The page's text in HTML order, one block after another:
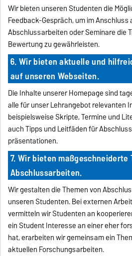
Wir bieten unseren Studenten die
Feedback-Gespräch, um im
Abschlussarbeiten oder Seminare die
Bewertung zu gewährleisten.
6. Wir bieten aktuelle und
auf unseren Webseiten.
Die Inhalte unserer Homepage sind
alle für unser Lehrangebot relevanten
beispielsweise Skripte, Termine und
auch Tipps und Leitfäden für
präsentationen.
7. Wir bieten maßgeschneiderte
Abschlussarbeiten.
Wir gestalten die Themen von
unseren Studenten. Bei externen
vermitteln wir Studenten an
ein Student Interesse an einer eher
hat, erarbeiten wir gemeinsam ein
aktuellen Forschungsarbeiten.